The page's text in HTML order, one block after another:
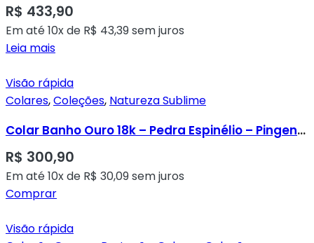
R$ 433,90
Em até 10x de R$ 43,39sem juros
Leia mais
Visão rápida
Colares,Coleções, Natureza Sublime
Colar Banho Ouro 18k – Pedra Espinélio – Pingente Dourado com Zircônia Central
R$ 300,90
Em até 10x de R$ 30,09sem juros
Comprar
Visão rápida